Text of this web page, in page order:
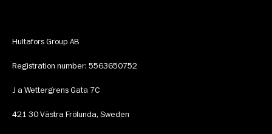
Hultafors Group AB
Registration number: 5563650752
J a Wettergrens Gata 7C
421 30 Västra Frölunda, Sweden